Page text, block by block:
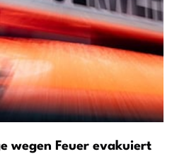
wegen Feuer evakuiert